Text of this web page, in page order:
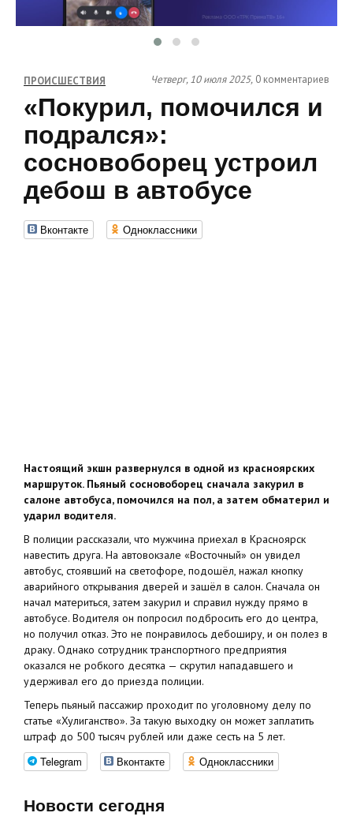
ПРОИСШЕСТВИЯ Четверг, 10 июля 2025, 0 комментариев
«Покурил, помочился и
подрался»:
сосновоборец устроил
дебош в автобусе
Вконтакте Одноклассники
Настоящий экшн развернулся в одной из красноярских
маршруток. Пьяный сосновоборец сначала закурил в
салоне автобуса, помочился на пол, а затем обматерил и
ударил водителя.
В полиции рассказали, что мужчина приехал в Красноярск
навестить друга. На автовокзале «Восточный» он увидел
автобус, стоявший на светофоре, подошёл, нажал кнопку
аварийного открывания дверей и зашёл в салон. Сначала он
начал материться, затем закурил и справил нужду прямо в
автобусе. Водителя он попросил подбросить его до центра,
но получил отказ. Это не понравилось дебоширу, и он полез в
драку. Однако сотрудник транспортного предприятия
оказался не робкого десятка — скрутил нападавшего и
удерживал его до приезда полиции.
Теперь пьяный пассажир проходит по уголовному делу по
статье «Хулиганство». За такую выходку он может заплатить
штраф до 500 тысяч рублей или даже сесть на 5 лет.
Telegram Вконтакте Одноклассники
Новости сегодня